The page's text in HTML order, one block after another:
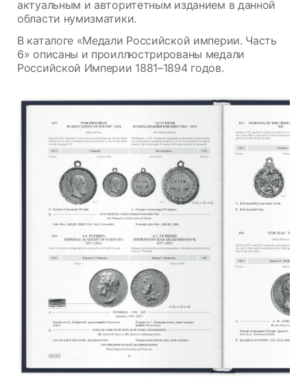
актуальным и авторитетным изданием в данной
области нумизматики.
В каталоге «Медали Российской империи. Часть
6» описаны и проиллюстрированы медали
Российской Империи 1881–1894 годов.